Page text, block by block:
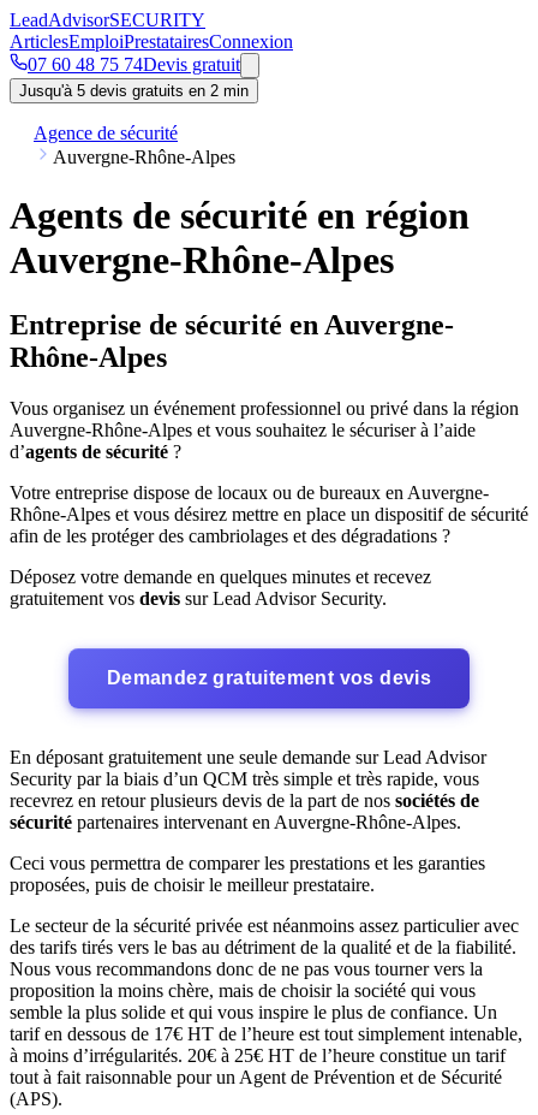
LeadAdvisorSECURITY
ArticlesEmploiPrestatairesConnexion
07 60 48 75 74Devis gratuit
Jusqu'à 5 devis gratuits en 2 min
Agence de sécurité
Auvergne-Rhône-Alpes
Agents de sécurité en région
Auvergne-Rhône-Alpes
Entreprise de sécurité en Auvergne-
Rhône-Alpes
Vous organisez un événement professionnel ou privé dans la région
Auvergne-Rhône-Alpes et vous souhaitez le sécuriser à l’aide
d’agents de sécurité ?
Votre entreprise dispose de locaux ou de bureaux en Auvergne-
Rhône-Alpes et vous désirez mettre en place un dispositif de sécurité
afin de les protéger des cambriolages et des dégradations ?
Déposez votre demande en quelques minutes et recevez
gratuitement vos devis sur Lead Advisor Security.
Demandez gratuitement vos devis
En déposant gratuitement une seule demande sur Lead Advisor
Security par la biais d’un QCM très simple et très rapide, vous
recevrez en retour plusieurs devis de la part de nos sociétés de
sécurité partenaires intervenant en Auvergne-Rhône-Alpes.
Ceci vous permettra de comparer les prestations et les garanties
proposées, puis de choisir le meilleur prestataire.
Le secteur de la sécurité privée est néanmoins assez particulier avec
des tarifs tirés vers le bas au détriment de la qualité et de la fiabilité.
Nous vous recommandons donc de ne pas vous tourner vers la
proposition la moins chère, mais de choisir la société qui vous
semble la plus solide et qui vous inspire le plus de confiance. Un
tarif en dessous de 17€ HT de l’heure est tout simplement intenable,
à moins d’irrégularités. 20€ à 25€ HT de l’heure constitue un tarif
tout à fait raisonnable pour un Agent de Prévention et de Sécurité
(APS).